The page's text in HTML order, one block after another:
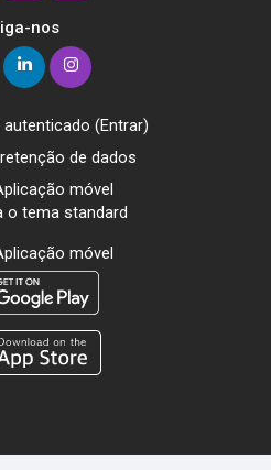
nos
autenticado (Entrar)
de dados
móvel
o tema standard
móvel